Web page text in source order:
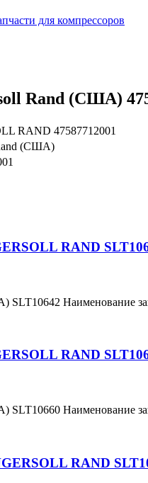
для компрессоров
Rand (США)
RAND 47587712001
(США)
RAND
SLT10642 Наименование
RAND
SLT10660 Наименование
RAND